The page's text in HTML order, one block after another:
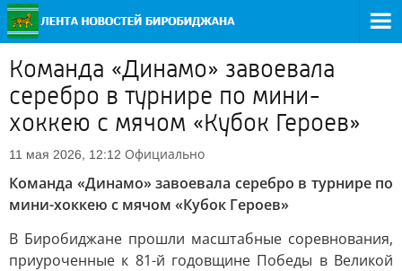
Команда «Динамо» завоевала
серебро в турнире по мини-
хоккею с мячом «Кубок Героев»
11 мая 2026, 12:12 Официально
Команда «Динамо» завоевала серебро в турнире по
мини-хоккею с мячом «Кубок Героев»
В Биробиджане прошли масштабные соревнования,
приуроченные к 81-й годовщине Победы в Великой